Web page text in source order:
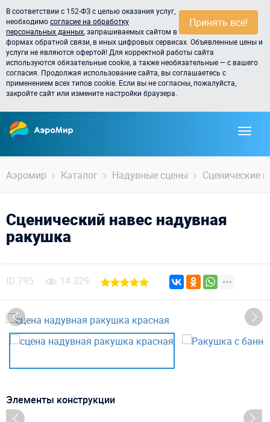
Принять всё!
В соответствии с 152-ФЗ с целью оказания услуг,
необходимосогласие на обработку
персональных данных , запрашиваемых сайтом в
формах обратной связи, в иных цифровых сервисах. Объявленные цены и
услуги не являются офертой! Для корректной работы сайта
используются обязательные cookie, а также необязательные — с вашего
согласия. Продолжая использование сайта, вы соглашаетесь с
применением всех типов cookie. Если вы не согласны, пожалуйста,
закройте сайт или измените настройки браузера.
Аэромир Каталог Надувные сцены Сценические
Сценический навес надувная
ракушка
ID 795 14 329
Элементы конструкции